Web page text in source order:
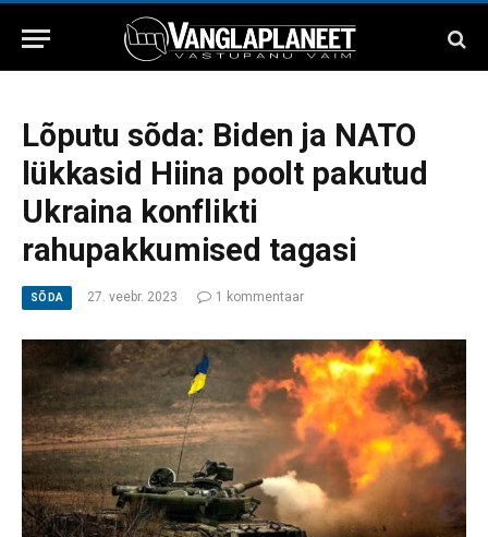
Lõputu sõda: Biden ja NATO
lükkasid Hiina poolt pakutud
Ukraina konflikti
rahupakkumised tagasi
SÕDA 27. veebr. 2023 1 kommentaar